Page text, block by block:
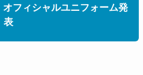
フィシャルユニフォーム発
表